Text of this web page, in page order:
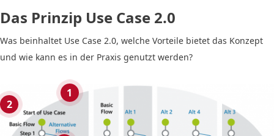
Das Prinzip Use Case 2.0
Was beinhaltet Use Case 2.0, welche Vorteile bietet das Konzept
und wie kann es in der Praxis genutzt werden?
1
2